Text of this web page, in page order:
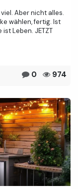
Aber nicht alles.
wählen, fertig. Ist
Leben. JETZT
0 974